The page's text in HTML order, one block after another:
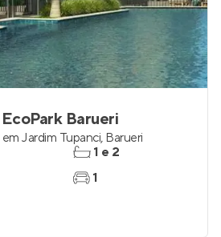
Barueri
em Jardim Tupanci, Barueri
1 e 2
1